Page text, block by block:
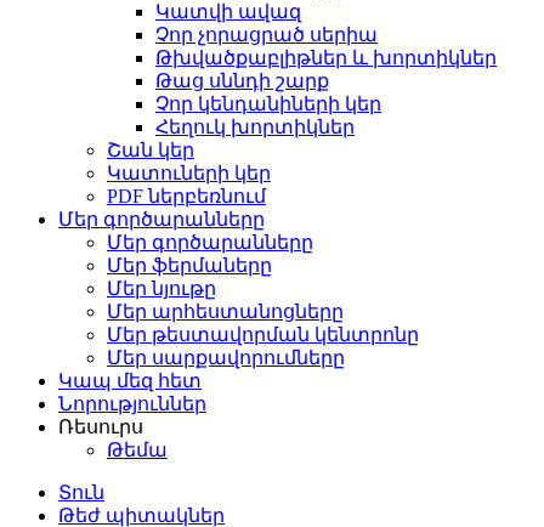
Կատվի ավազ
Չոր չորացրած սերիա
Թխվածքաբլիթներ և խորտիկներ
Թաց սննդի շարք
Չոր կենդանիների կեր
Հեղուկ խորտիկներ
Շան կեր
Կատուների կեր
PDF ներբեռնում
Մեր գործարանները
Մեր գործարանները
Մեր ֆերմաները
Մեր նյութը
Մեր արհեստանոցները
Մեր թեստավորման կենտրոնը
Մեր սարքավորումները
Կապ մեզ հետ
Նորություններ
Ռեսուրս
Թեմա
Տուն
Թեժ պիտակներ